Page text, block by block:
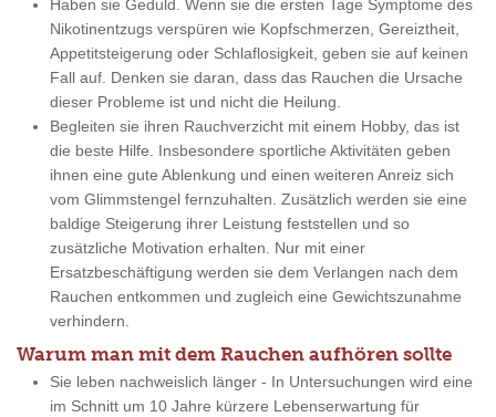
Haben sie Geduld. Wenn sie die ersten Tage Symptome des
Nikotinentzugs verspüren wie Kopfschmerzen, Gereiztheit,
Appetitsteigerung oder Schlaflosigkeit, geben sie auf keinen
Fall auf. Denken sie daran, dass das Rauchen die Ursache
dieser Probleme ist und nicht die Heilung.
Begleiten sie ihren Rauchverzicht mit einem Hobby, das ist
die beste Hilfe. Insbesondere sportliche Aktivitäten geben
ihnen eine gute Ablenkung und einen weiteren Anreiz sich
vom Glimmstengel fernzuhalten. Zusätzlich werden sie eine
baldige Steigerung ihrer Leistung feststellen und so
zusätzliche Motivation erhalten. Nur mit einer
Ersatzbeschäftigung werden sie dem Verlangen nach dem
Rauchen entkommen und zugleich eine Gewichtszunahme
verhindern.
Warum man mit dem Rauchen aufhören sollte
Sie leben nachweislich länger - In Untersuchungen wird eine
im Schnitt um 10 Jahre kürzere Lebenserwartung für